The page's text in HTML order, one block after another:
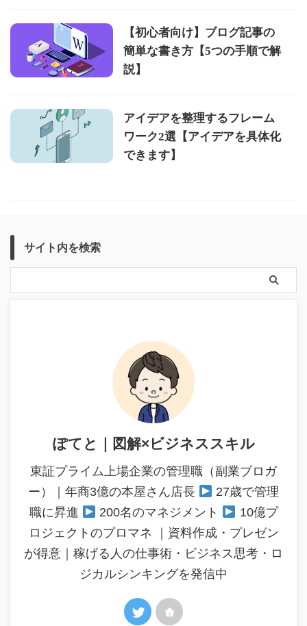
【初心者向け】ブログ記事の
簡単な書き方【5つの手順で解
説】
アイデアを整理するフレーム
ワーク2選【アイデアを具体化
できます】
サイト内を検索
ぽてと｜図解×ビジネススキル
東証プライム上場企業の管理職（副業ブロガ
ー）｜年商3億の本屋さん店長
27歳で管理
職に昇進
200名のマネジメント
10億プ
ロジェクトのプロマネ ｜資料作成・プレゼン
が得意｜稼げる人の仕事術・ビジネス思考・ロ
ジカルシンキングを発信中